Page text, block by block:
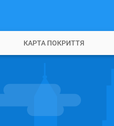
КАРТА ПОКРИТТЯ